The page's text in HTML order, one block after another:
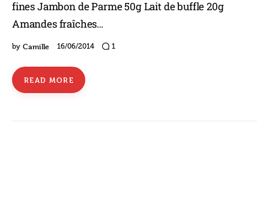
fines Jambon de Parme 50g Lait de buffle 20g
Amandes fraîches…
by Camille 16/06/2014 1
READ MORE